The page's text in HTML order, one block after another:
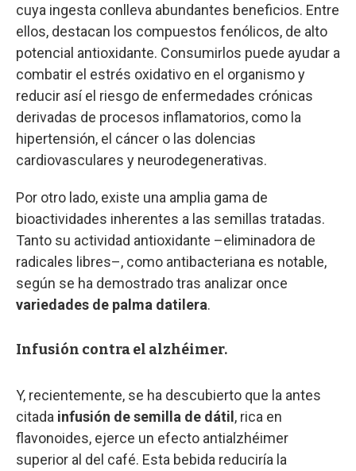
cuya ingesta conlleva abundantes beneficios. Entre
ellos, destacan los compuestos fenólicos, de alto
potencial antioxidante. Consumirlos puede ayudar a
combatir el estrés oxidativo en el organismo y
reducir así el riesgo de enfermedades crónicas
derivadas de procesos inflamatorios, como la
hipertensión, el cáncer o las dolencias
cardiovasculares y neurodegenerativas.
Por otro lado, existe una amplia gama de
bioactividades inherentes a las semillas tratadas.
Tanto su actividad antioxidante –eliminadora de
radicales libres–, como antibacteriana es notable,
según se ha demostrado tras analizar once
variedades de palma datilera.
Infusión contra el alzhéimer.
Y, recientemente, se ha descubierto que la antes
citada infusión de semilla de dátil , rica en
flavonoides, ejerce un efecto antialzhéimer
superior al del café. Esta bebida reduciría la